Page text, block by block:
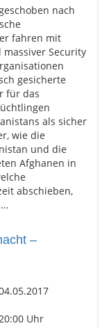
nach
fahren mit
Security
gesicherte
für das
als sicher
wie die
und die
Afghanen in
abschieben,
–
20:00 Uhr